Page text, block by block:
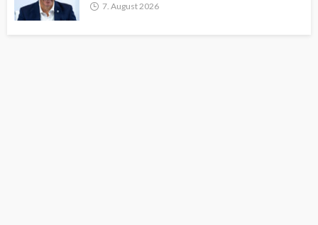
7. August 2026